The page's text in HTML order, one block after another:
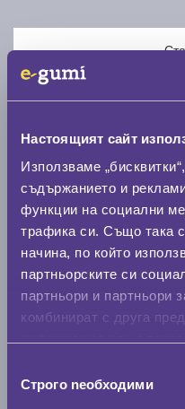
Настоящият сайт
Използваме
съдържанието и
функции на социални
трафика си. Също така
начина, по който
партньорските си
партньори и партньори
комбинират с друга
наСтрого nеобходими